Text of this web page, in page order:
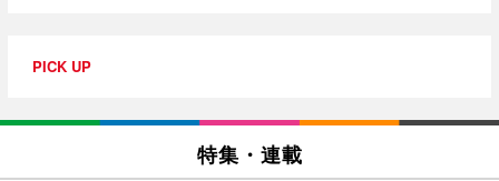
PICK UP
特集・連載